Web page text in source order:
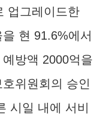
업그레이드한
현 91.6%에서
방액 2000억을
위원회의 승인
시일 내에 서비